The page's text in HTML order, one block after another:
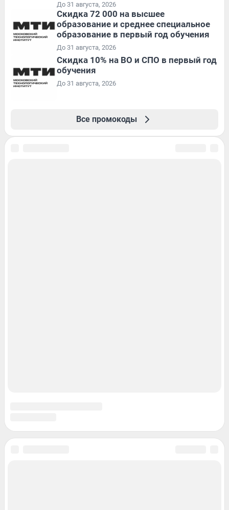
До 31 августа, 2026
Скидка 72 000 на высшее
образование и среднее специальное
образование в первый год обучения
До 31 августа, 2026
Скидка 10% на ВО и СПО в первый год
обучения
До 31 августа, 2026
Все промокоды